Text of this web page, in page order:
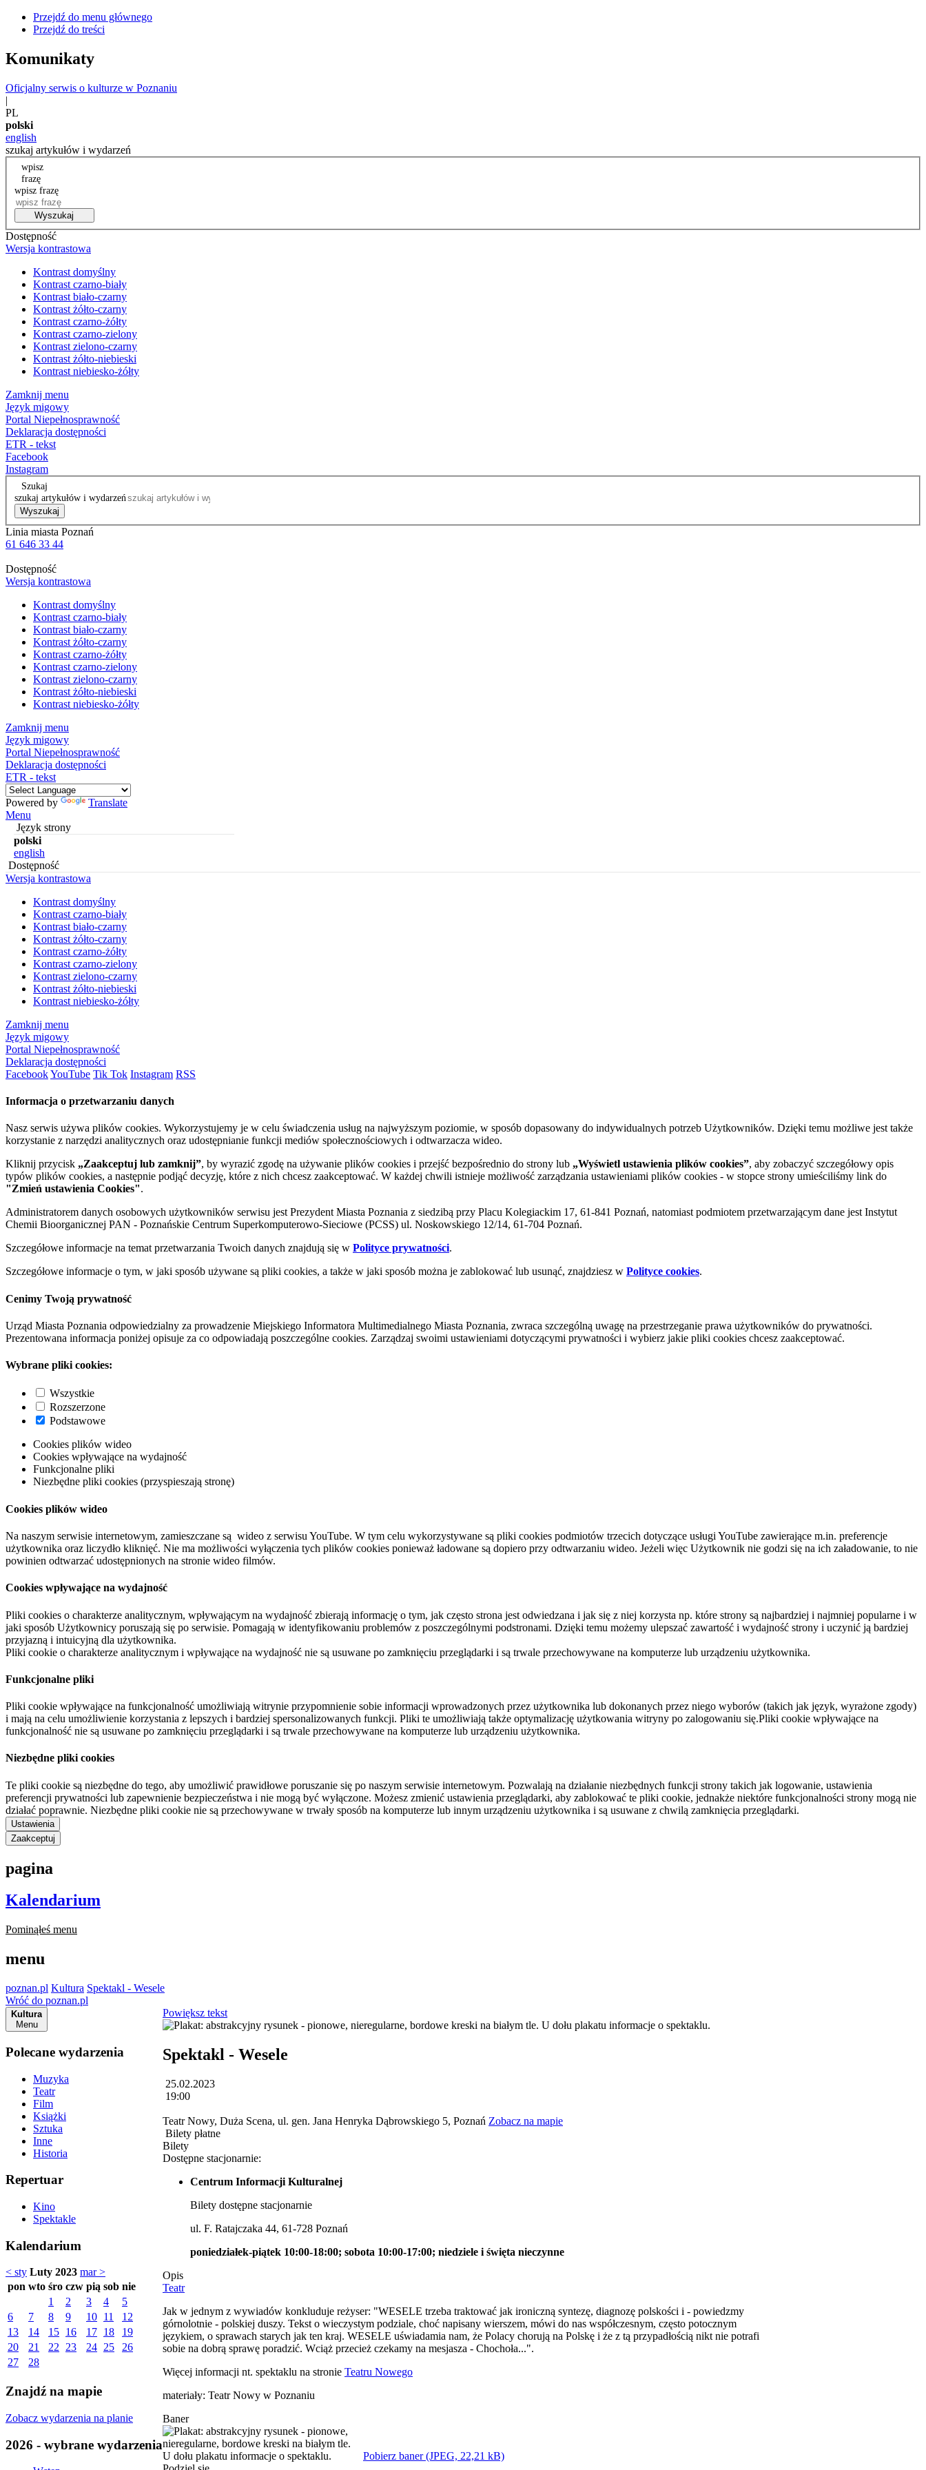
Przejdź do menu głównego
Przejdź do treści
Komunikaty
Oficjalny serwis o kulturze w Poznaniu
|
PL
polski
english
szukaj artykułów i wydarzeń
wpisz
frazę
wpisz frazę
Wyszukaj
Dostępność
Wersja kontrastowa
Kontrast domyślny
Kontrast czarno-biały
Kontrast biało-czarny
Kontrast żółto-czarny
Kontrast czarno-żółty
Kontrast czarno-zielony
Kontrast zielono-czarny
Kontrast żółto-niebieski
Kontrast niebiesko-żółty
Zamknij menu
Język migowy
Portal Niepełnosprawność
Deklaracja dostępności
ETR - tekst
Facebook
Instagram
Szukaj
szukaj artykułów i wydarzeń
Wyszukaj
Linia miasta Poznań
61 646 33 44
Dostępność
Wersja kontrastowa
Kontrast domyślny
Kontrast czarno-biały
Kontrast biało-czarny
Kontrast żółto-czarny
Kontrast czarno-żółty
Kontrast czarno-zielony
Kontrast zielono-czarny
Kontrast żółto-niebieski
Kontrast niebiesko-żółty
Zamknij menu
Język migowy
Portal Niepełnosprawność
Deklaracja dostępności
ETR - tekst
Powered by
Translate
Menu
Język strony
polski
english
Dostępność
Wersja kontrastowa
Kontrast domyślny
Kontrast czarno-biały
Kontrast biało-czarny
Kontrast żółto-czarny
Kontrast czarno-żółty
Kontrast czarno-zielony
Kontrast zielono-czarny
Kontrast żółto-niebieski
Kontrast niebiesko-żółty
Zamknij menu
Język migowy
Portal Niepełnosprawność
Deklaracja dostępności
FacebookYouTube Tik Tok Instagram RSS
Informacja o przetwarzaniu danych
Nasz serwis używa plików cookies. Wykorzystujemy je w celu świadczenia usług na najwyższym poziomie, w sposób dopasowany do indywidualnych potrzeb Użytkowników. Dzięki temu możliwe jest także
korzystanie z narzędzi analitycznych oraz udostępnianie funkcji mediów społecznościowych i odtwarzacza wideo.
Kliknij przycisk „Zaakceptuj lub zamknij”, by wyrazić zgodę na używanie plików cookies i przejść bezpośrednio do strony lub „Wyświetl ustawienia plików cookies”, aby zobaczyć szczegółowy opis
typów plików cookies, a następnie podjąć decyzję, które z nich chcesz zaakceptować. W każdej chwili istnieje możliwość zarządzania ustawieniami plików cookies - w stopce strony umieściliśmy link do
"Zmień ustawienia Cookies".
Administratorem danych osobowych użytkowników serwisu jest Prezydent Miasta Poznania z siedzibą przy Placu Kolegiackim 17, 61-841 Poznań, natomiast podmiotem przetwarzającym dane jest Instytut
Chemii Bioorganicznej PAN - Poznańskie Centrum Superkomputerowo-Sieciowe (PCSS) ul. Noskowskiego 12/14, 61-704 Poznań.
Szczegółowe informacje na temat przetwarzania Twoich danych znajdują się w Polityce prywatności.
Szczegółowe informacje o tym, w jaki sposób używane są pliki cookies, a także w jaki sposób można je zablokować lub usunąć, znajdziesz w Polityce cookies.
Cenimy Twoją prywatność
Urząd Miasta Poznania odpowiedzialny za prowadzenie Miejskiego Informatora Multimedialnego Miasta Poznania, zwraca szczególną uwagę na przestrzeganie prawa użytkowników do prywatności.
Prezentowana informacja poniżej opisuje za co odpowiadają poszczególne cookies. Zarządzaj swoimi ustawieniami dotyczącymi prywatności i wybierz jakie pliki cookies chcesz zaakceptować.
Wybrane pliki cookies:
Wszystkie
Rozszerzone
Podstawowe
Cookies plików wideo
Cookies wpływające na wydajność
Funkcjonalne pliki
Niezbędne pliki cookies (przyspieszają stronę)
Cookies plików wideo
Na naszym serwisie internetowym, zamieszczane są wideo z serwisu YouTube. W tym celu wykorzystywane są pliki cookies podmiotów trzecich dotyczące usługi YouTube zawierające m.in. preferencje
użytkownika oraz liczydło kliknięć. Nie ma możliwości wyłączenia tych plików cookies ponieważ ładowane są dopiero przy odtwarzaniu wideo. Jeżeli więc Użytkownik nie godzi się na ich załadowanie, to nie
powinien odtwarzać udostępnionych na stronie wideo filmów.
Cookies wpływające na wydajność
Pliki cookies o charakterze analitycznym, wpływającym na wydajność zbierają informację o tym, jak często strona jest odwiedzana i jak się z niej korzysta np. które strony są najbardziej i najmniej popularne i w
jaki sposób Użytkownicy poruszają się po serwisie. Pomagają w identyfikowaniu problemów z poszczególnymi podstronami. Dzięki temu możemy ulepszać zawartość i wydajność strony i uczynić ją bardziej
przyjazną i intuicyjną dla użytkownika.
Pliki cookie o charakterze analitycznym i wpływające na wydajność nie są usuwane po zamknięciu przeglądarki i są trwale przechowywane na komputerze lub urządzeniu użytkownika.
Funkcjonalne pliki
Pliki cookie wpływające na funkcjonalność umożliwiają witrynie przypomnienie sobie informacji wprowadzonych przez użytkownika lub dokonanych przez niego wyborów (takich jak język, wyrażone zgody)
i mają na celu umożliwienie korzystania z lepszych i bardziej spersonalizowanych funkcji. Pliki te umożliwiają także optymalizację użytkowania witryny po zalogowaniu się.Pliki cookie wpływające na
funkcjonalność nie są usuwane po zamknięciu przeglądarki i są trwale przechowywane na komputerze lub urządzeniu użytkownika.
Niezbędne pliki cookies
Te pliki cookie są niezbędne do tego, aby umożliwić prawidłowe poruszanie się po naszym serwisie internetowym. Pozwalają na działanie niezbędnych funkcji strony takich jak logowanie, ustawienia
preferencji prywatności lub zapewnienie bezpieczeństwa i nie mogą być wyłączone. Możesz zmienić ustawienia przeglądarki, aby zablokować te pliki cookie, jednakże niektóre funkcjonalności strony mogą nie
działać poprawnie. Niezbędne pliki cookie nie są przechowywane w trwały sposób na komputerze lub innym urządzeniu użytkownika i są usuwane z chwilą zamknięcia przeglądarki.
Ustawienia
Zaakceptuj
pagina
Kalendarium
Pominąłeś menu
menu
poznan.pl Kultura Spektakl - Wesele
Wróć do poznan.pl
Kultura
Menu
Polecane wydarzenia
Muzyka
Teatr
Film
Książki
Sztuka
Inne
Historia
Repertuar
Kino
Spektakle
Kalendarium
< sty Luty 2023 mar >
pon wto śro czw pią sob nie
1
2 3 4
5
6
7 8 9 10 11
12
13
14 15 16 17 18
19
20
21 22 23 24 25
26
27
28
Znajdź na mapie
Zobacz wydarzenia na planie
2026 - wybrane wydarzenia
Powiększ tekst
Spektakl - Wesele
25.02.2023
19:00
Teatr Nowy, Duża Scena, ul. gen. Jana Henryka Dąbrowskiego 5, Poznań Zobacz na mapie
Bilety płatne
Bilety
Dostępne stacjonarnie:
Centrum Informacji Kulturalnej
Bilety dostępne stacjonarnie
ul. F. Ratajczaka 44, 61-728 Poznań
poniedziałek-piątek 10:00-18:00; sobota 10:00-17:00; niedziele i święta nieczynne
Opis
Teatr
Jak w jednym z wywiadów konkluduje reżyser: "WESELE trzeba traktować jak ironiczną syntezę, diagnozę polskości i - powiedzmy
górnolotnie - polskiej duszy. Tekst o wieczystym podziale, choć napisany wierszem, mówi do nas współczesnym, często potocznym
językiem, o sprawach starych jak ten kraj. WESELE uświadamia nam, że Polacy chorują na Polskę i że z tą przypadłością nikt nie potrafi
sobie na dobrą sprawę poradzić. Wciąż przecież czekamy na mesjasza - Chochoła...".
Więcej informacji nt. spektaklu na stronie Teatru Nowego
materiały: Teatr Nowy w Poznaniu
Baner
Pobierz baner (JPEG, 22,21 kB)